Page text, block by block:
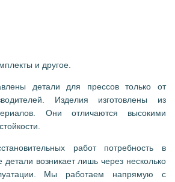
и другое.
детали для прессов только от
Изделия изготовлены из
Они отличаются высокими
работ потребность в
возникает лишь через несколько
Мы работаем напрямую с